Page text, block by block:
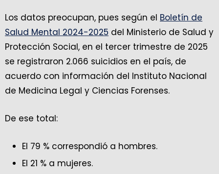
Los datos preocupan, pues según el Boletín de
Salud Mental 2024-2025 del Ministerio de Salud y
Protección Social, en el tercer trimestre de 2025
se registraron 2.066 suicidios en el país, de
acuerdo con información del Instituto Nacional
de Medicina Legal y Ciencias Forenses.
De ese total:
El 79 % correspondió a hombres.
El 21 % a mujeres.